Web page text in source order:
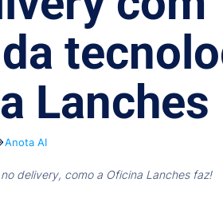
Lanches
Anota AI
delivery, como a Oficina Lanches faz!